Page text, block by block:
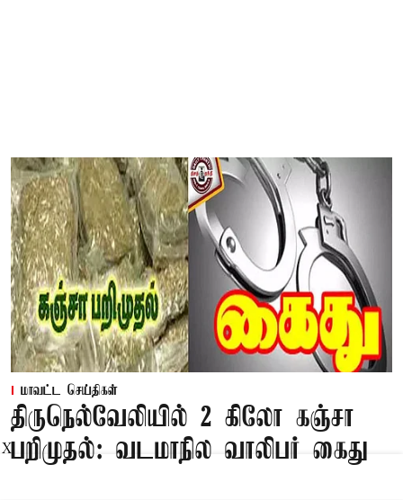
மாவட்ட செய்திகள்
திருநெல்வேலியில் 2 கிலோ கஞ்சா
பறிமுதல்: வடமாநில வாலிபர் கைது
X